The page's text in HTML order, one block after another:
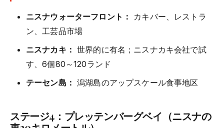
ニスナウォーターフロント：
カキバー、レストラ
ン、工芸品市場
ニスナカキ： 世界的に有名；ニスナカキ会社で試
す、6個80～120ランド
テーセン島： 潟湖島のアップスケール食事地区
ステージ4：プレッテンバーグベイ（ニスナの